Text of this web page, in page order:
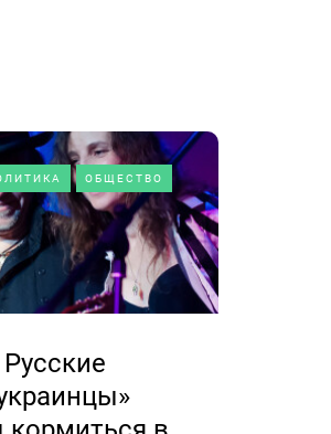
ОБЩЕСТВО